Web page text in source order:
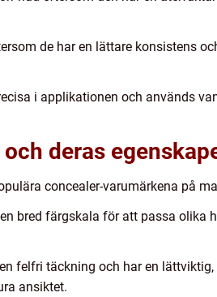
de har en lättare konsistens
i applikationen och används
deras
concealer-varumärkena på
bred färgskala för att passa olika
felfri täckning och har en
ansiktet.